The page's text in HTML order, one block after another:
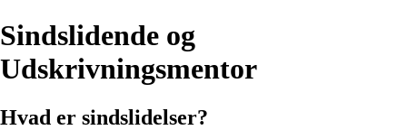
Sindslidende og
Udskrivningsmentor
Hvad er sindslidelser?